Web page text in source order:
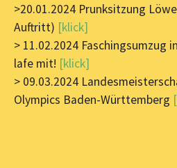
>20.01.2024 Prunksitzung
Auftritt) [klick]
> 11.02.2024 Faschingsumzug
lafe mit! [klick]
> 09.03.2024
Olympics Baden-Württemberg